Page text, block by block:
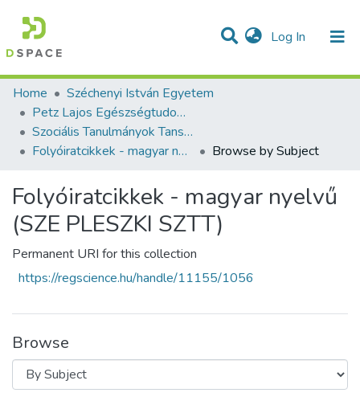
Log In (current)
Communities & Collections
All of DSpace
Home
Széchenyi István Egyetem
Petz Lajos Egészségtudományi és Szociális Képzési Intézet
Szociális Tanulmányok Tanszék
Folyóiratcikkek - magyar nyelvű (SZE PLESZKI SZTT)
Browse by Subject
Folyóiratcikkek - magyar nyelvű
(SZE PLESZKI SZTT)
Permanent URI for this collection
https://regscience.hu/handle/11155/1056
Browse